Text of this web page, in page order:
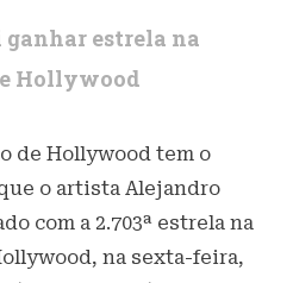
estrela na
Hollywood
de Hollywood tem o
o artista Alejandro
com a 2.703ª estrela na
na sexta-feira,